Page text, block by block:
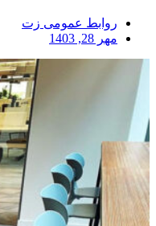
روابط عمومی زت
مهر 28, 1403